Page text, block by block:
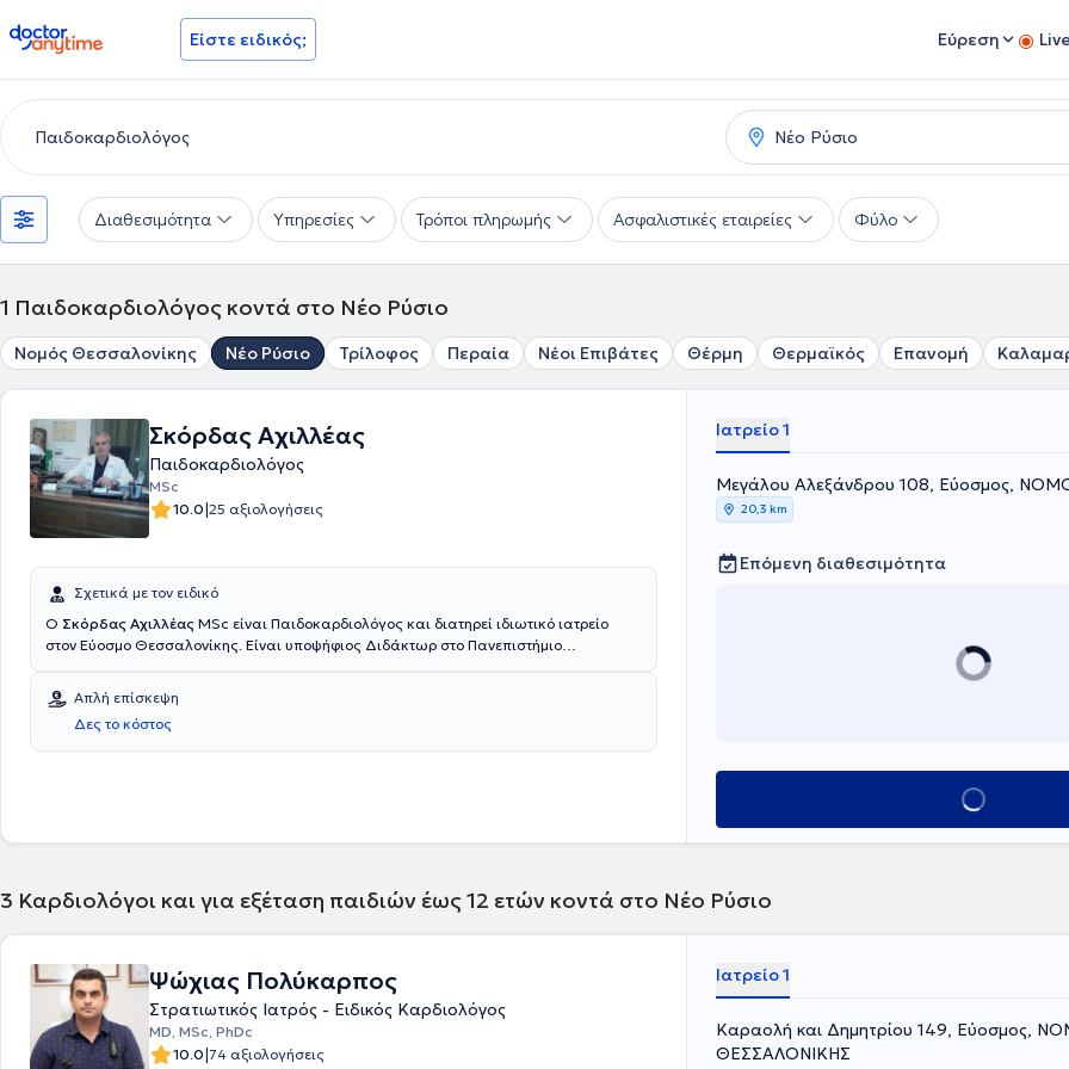
doctoranytime Είστε ειδικός; Εύρεση
Διαθεσιμότητα Υπηρεσίες Τρόποι πληρωμής Ασφαλιστικές εταιρείες Φύλο
1 Παιδοκαρδιολόγος κοντά στο Νέο Ρύσιο
Νομός Θεσσαλονίκης Νέο Ρύσιο Τρίλοφος Περαία Νέοι Επιβάτες Θέρμη Θερμαϊκός Επανομή
Σκόρδας Αχιλλέας
Παιδοκαρδιολόγος
MSc
10.0|25 αξιολογήσεις
Σχετικά με τον ειδικό
Ο Σκόρδας Αχιλλέας MSc είναι Παιδοκαρδιολόγος και διατηρεί ιδιωτικό ιατρείο
στον Εύοσμο Θεσσαλονίκης. Είναι υποψήφιος Διδάκτωρ στο Πανεπιστήμιο
Ελληνικό Ανοικτό Πανεπιστήμιο στη Πάτρα. Έχει εκπαιδευτεί στη παιδοκαρδιολογία
στο Γ.Ν. Αχέπα ενώ έχει ειδικευτεί στην καρδιολογία σε Καρδιολογικές Κλινικές και
Μονάδες όπως αυτή του Γενικού Νοσοκομείου Παπαγεωργίου στη Θεσσαλονίκη και
του Γενικού Νοσοκομείου Χαλκιδικής όπου εκπαιδεύτηκε και στην αντιμετώπιση
(συμπεριλαμβανομένου του Cambridge University, NHS Foundation Trust), παραμένει
Απλή επίσκεψη
Δες το κόστος
Ιατρείο 1
Μεγάλου Αλεξάνδρου 108, Εύοσμος,
20,3 km
Επόμενη διαθεσιμότητα
Κλείσε ραντεβού
3 Καρδιολόγοι και για εξέταση παιδιών έως 12 ετών κοντά στο Νέο Ρύσιο
Ψώχιας Πολύκαρπος
Στρατιωτικός Ιατρός - Ειδικός Καρδιολόγος
MD, MSc, PhDc
10.0|74 αξιολογήσεις
Ιατρείο 1
Καραολή και Δημητρίου 149, Εύοσμος,
ΘΕΣΣΑΛΟΝΙΚΗΣ